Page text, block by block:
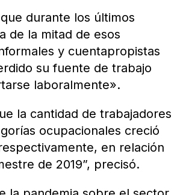
durante los últimos
de la mitad de esos
y cuentapropistas
su fuente de trabajo
laboralmente».
la cantidad de trabajadores
ocupacionales creció
en relación
de 2019”, precisó.